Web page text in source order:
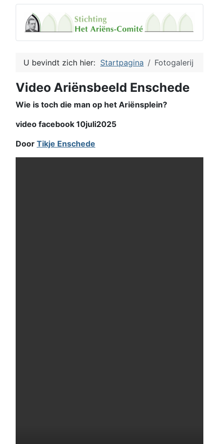
U bevindt zich hier: Startpagina Fotogalerij
Video Ariënsbeeld Enschede
Wie is toch die man op het Ariënsplein?
video facebook 10juli2025
Door Tikje Enschede